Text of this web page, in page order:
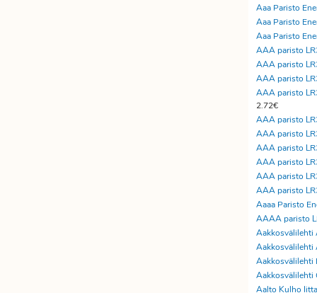
Aaa Paristo
Aaa Paristo
Aaa Paristo
AAA paristo
AAA paristo
AAA paristo
AAA paristo
2.72€
AAA paristo
AAA paristo
AAA paristo
AAA paristo
AAA paristo
AAA paristo
Aaaa Paristo
AAAA paristo
Aakkosvälilehti
Aakkosvälilehti
Aakkosvälilehti
Aakkosvälilehti
Aalto Kulho